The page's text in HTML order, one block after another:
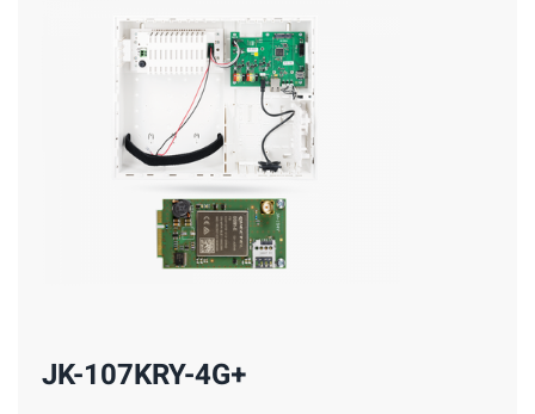
JK-107KRY-4G+